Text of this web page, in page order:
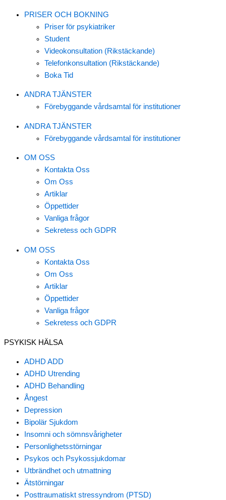
PRISER OCH BOKNING
Priser för psykiatriker
Student
Videokonsultation (Rikstäckande)
Telefonkonsultation (Rikstäckande)
Boka Tid
ANDRA TJÄNSTER
Förebyggande vårdsamtal för institutioner
ANDRA TJÄNSTER
Förebyggande vårdsamtal för institutioner
OM OSS
Kontakta Oss
Om Oss
Artiklar
Öppettider
Vanliga frågor
Sekretess och GDPR
OM OSS
Kontakta Oss
Om Oss
Artiklar
Öppettider
Vanliga frågor
Sekretess och GDPR
PSYKISK HÄLSA
ADHD ADD
ADHD Utrending
ADHD Behandling
Ångest
Depression
Bipolär Sjukdom
Insomni och sömnsvårigheter
Personlighetsstörningar
Psykos och Psykossjukdomar
Utbrändhet och utmattning
Ätstörningar
Posttraumatiskt stressyndrom (PTSD)